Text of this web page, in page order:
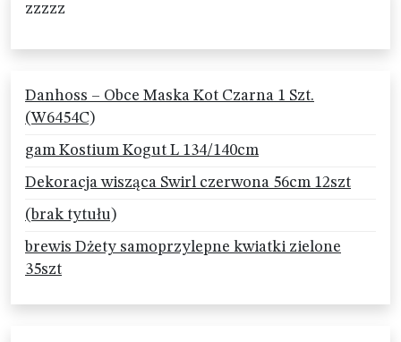
zzzzz
Danhoss – Obce Maska Kot Czarna 1 Szt.
(W6454C)
gam Kostium Kogut L 134/140cm
Dekoracja wisząca Swirl czerwona 56cm 12szt
(brak tytułu)
brewis Dżety samoprzylepne kwiatki zielone
35szt